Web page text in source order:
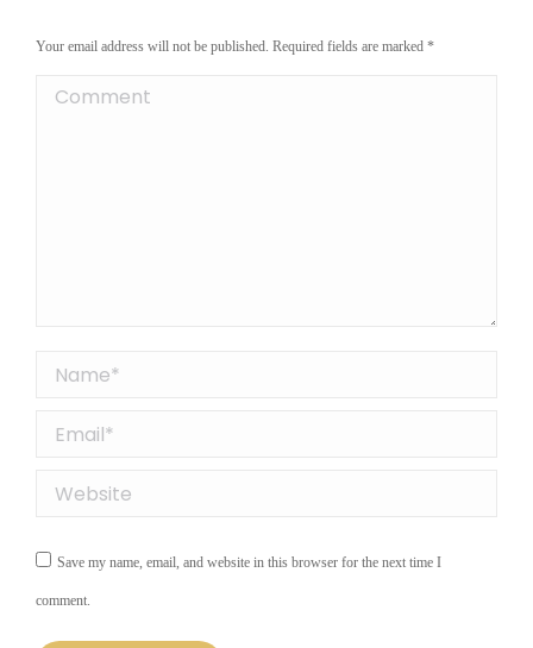
Your email address will not be published. Required fields are marked *
Comment
Name *
Email *
Website
Save my name, email, and website in this browser for the next time I
comment.